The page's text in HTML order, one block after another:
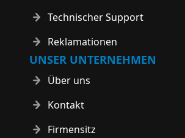
Technischer Support
Reklamationen
UNSER UNTERNEHMEN
Über uns
Kontakt
Firmensitz